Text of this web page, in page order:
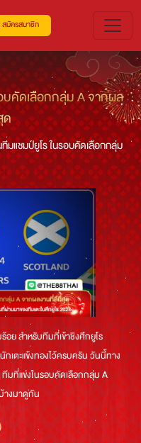
สมัครสมาชิก
บคัดเลือกกลุ่ม A จากผล
ด
มแชมป์ยูโร ในรอบคัดเลือกกลุ่ม
อย สำหรับทีมที่เข้าชิงศึกยูโร
เตะแข้งทองไว้ครบครัน วันนี้ทาง
มที่แข่งในรอบคัดเลือกกลุ่ม A
างมาดูกัน